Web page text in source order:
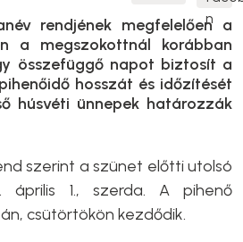
rendjének megfelelően a
a megszokottnál korábban
összefüggő napot biztosít a
hosszát és időzítését
húsvéti ünnepek határozzák
szerint a szünet előtti utolsó
április 1., szerda. A pihenő
csütörtökön kezdődik.